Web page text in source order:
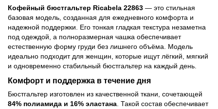
Кофейный бюстгальтер Ricabela 22863 — это стильная
базовая модель, созданная для ежедневного комфорта и
надежной поддержки. Его тонкая гладкая текстура незаметна
под одеждой, а полноразмерная чашка обеспечивает
естественную форму груди без лишнего объёма. Модель
идеально подходит для женщин, которые ищут лёгкий, мягкий
и одновременно стабильный бюстгальтер на каждый день.
Комфорт и поддержка в течение дня
Бюстгальтер изготовлен из качественной ткани, сочетающей
84% полиамида и 16% эластана. Такой состав обеспечивает